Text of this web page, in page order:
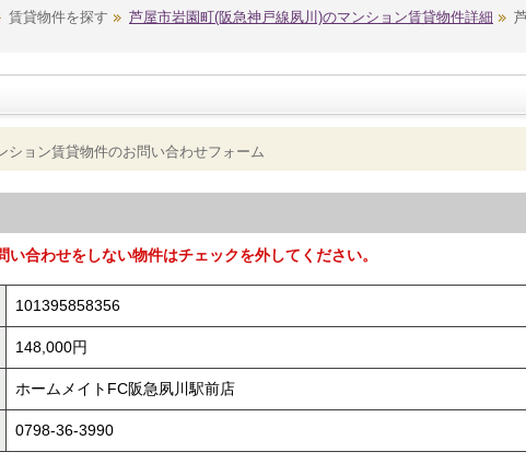
賃貸物件を探す 芦屋市岩園町(阪急神戸線夙川)のマンション賃貸物件詳細
ション賃貸物件のお問い合わせフォーム
合わせをしない物件はチェックを外してください。
101395858356
148,000円
ホームメイトFC阪急夙川駅前店
0798-36-3990